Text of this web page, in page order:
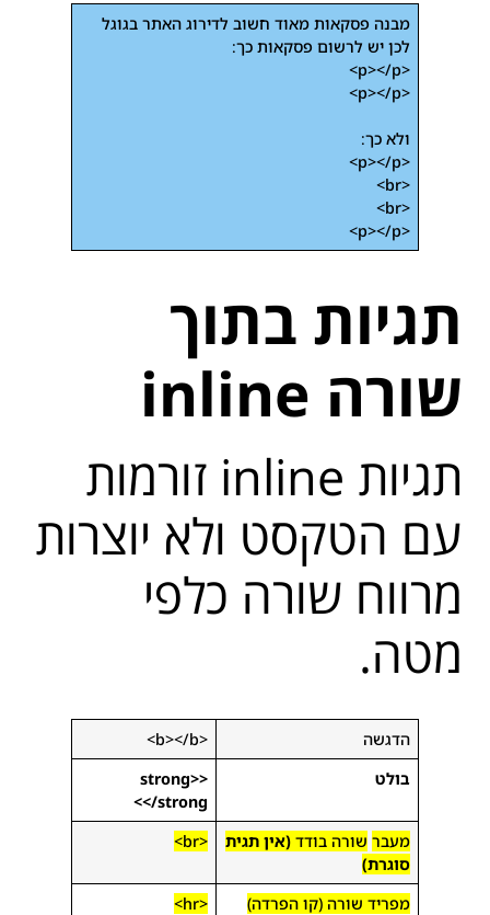
מבנה פסקאות מאוד חשוב לדירוג האתר בגוגל
לכן יש לרשום פסקאות כך:
<p></p>
<p></p>
ולא כך:
<p></p>
<br>
<br>
<p></p>
תגיות בתוך
שורה inline
תגיות inline זורמות
עם הטקסט ולא יוצרות
מרווח שורה כלפי
מטה.
הדגשה
<b></b>
בולט
<strong>
</strong>
מעבר שורה בודד (אין תגית
סוגרת)
<br>
מפריד שורה (קו הפרדה)
<hr>